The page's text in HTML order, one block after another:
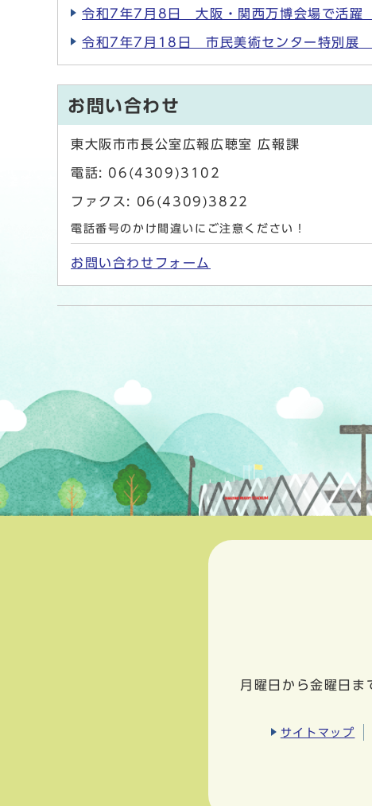
令和7年7月8日 大阪・関西万博会場で活躍
令和7年7月18日 市民美術センター特別展
お問い合わせ
東大阪市市長公室広報広聴室 広報課
電話: 06(4309)3102
ファクス: 06(4309)3822
電話番号のかけ間違いにご注意ください！
お問い合わせフォーム
月曜日から金曜日
サイトマップ